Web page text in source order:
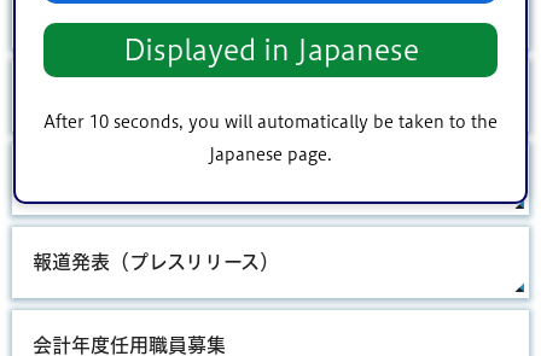
Displayed in Japanese
After 10 seconds, you will automatically be taken to the
Japanese page.
報道発表（プレスリリース）
会計年度任用職員募集